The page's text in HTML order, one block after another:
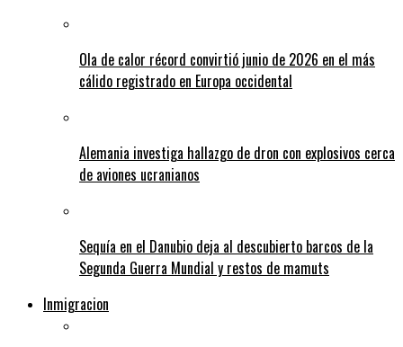
Ola de calor récord convirtió junio de 2026 en el más
cálido registrado en Europa occidental
Alemania investiga hallazgo de dron con explosivos cerca
de aviones ucranianos
Sequía en el Danubio deja al descubierto barcos de la
Segunda Guerra Mundial y restos de mamuts
Inmigracion